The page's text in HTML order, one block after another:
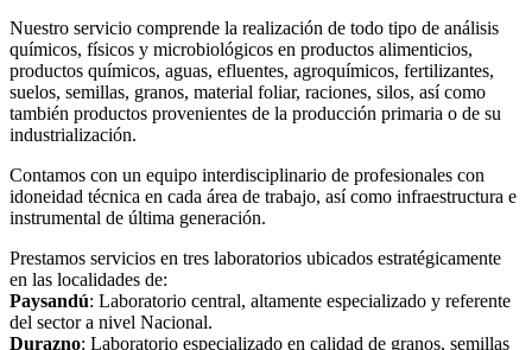
Nuestro servicio comprende la realización de todo tipo de análisis
químicos, físicos y microbiológicos en productos alimenticios,
productos químicos, aguas, efluentes, agroquímicos, fertilizantes,
suelos, semillas, granos, material foliar, raciones, silos, así como
también productos provenientes de la producción primaria o de su
industrialización.
Contamos con un equipo interdisciplinario de profesionales con
idoneidad técnica en cada área de trabajo, así como infraestructura e
instrumental de última generación.
Prestamos servicios en tres laboratorios ubicados estratégicamente
en las localidades de:
Paysandú: Laboratorio central, altamente especializado y referente
del sector a nivel Nacional.
Durazno: Laboratorio especializado en calidad de granos, semillas